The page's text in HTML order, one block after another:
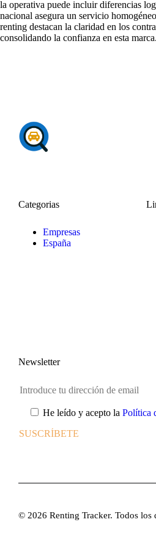
la operativa puede incluir diferencias
nacional asegura un servicio
renting destacan la claridad en los
consolidando la confianza en esta marca.
Categorias
Empresas
España
Newsletter
He leído y acepto la Política
© 2026 Renting Tracker. Todos los